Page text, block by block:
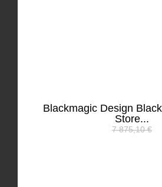
Blackmagic Design
Store...
7 875,10 €